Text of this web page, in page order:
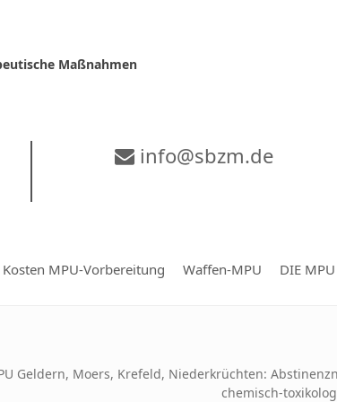
Maßnahmen
info@sbzm.de
Kosten MPU-Vorbereitung Waffen-MPU DIE MPU
Geldern, Moers, Krefeld, Niederkrüchten:
chemisch-